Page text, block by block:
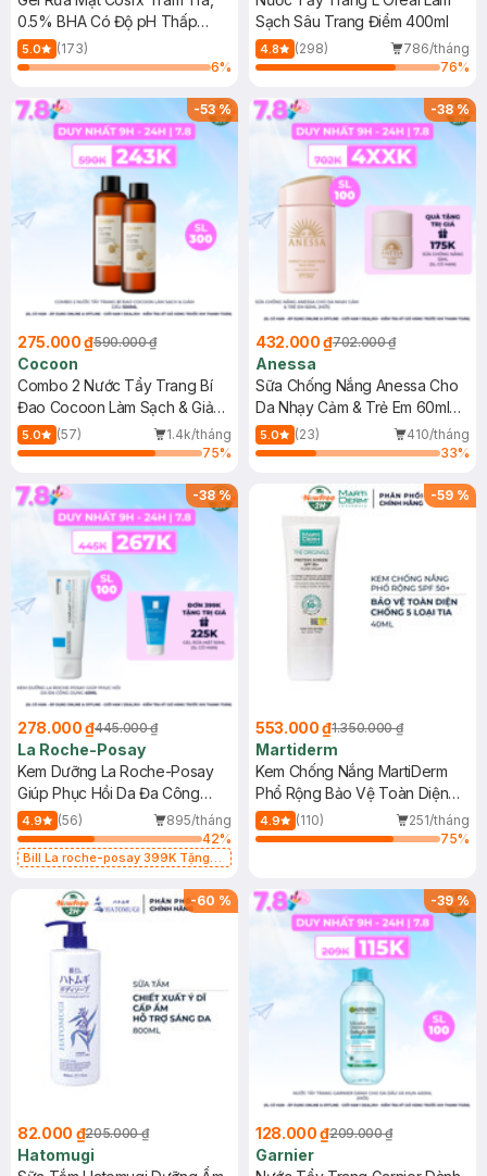
0.5% BHA Có Độ pH Thấp
150ml
5.0
(173)
6%
Sạch Sâu Trang Điểm 400ml
4.8 (298)
786/tháng
76%
-53%
275.000 ₫590.000 ₫
Cocoon
Combo 2 Nước Tẩy Trang Bí
Đao Cocoon Làm Sạch & Giảm
Dầu 500ml
5.0 (57)
1.4k/tháng
75%
-38%
432.000 ₫702.000 ₫
Anessa
Sữa Chống Nắng Anessa Cho
Da Nhạy Cảm & Trẻ Em 60ml
(Mới)
5.0 (23)
410/tháng
33%
-38%
278.000 ₫445.000 ₫
La Roche-Posay
Kem Dưỡng La Roche-Posay
Giúp Phục Hồi Da Đa Công
Dụng 40ml
4.9 (56)
895/tháng
42%
Bill La roche-posay 399K Tặng
(SL có hạn)
-59 %
553.000 ₫1.350.000 ₫
Martiderm
Kem Chống Nắng MartiDerm
Phổ Rộng Bảo Vệ Toàn Diện
40ml
4.9 (110)
251/tháng
75%
-60 %
82.000 ₫205.000 ₫
Hatomugi
-39%
128.000 ₫209.000 ₫
Garnier